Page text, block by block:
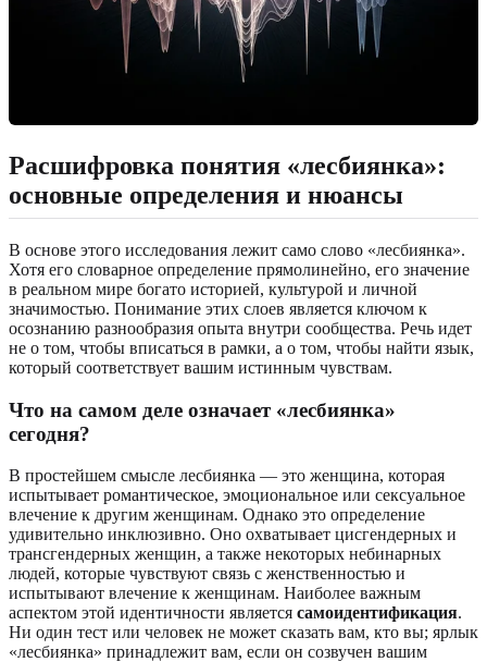
Расшифровка понятия «лесбиянка»:
основные определения и нюансы
В основе этого исследования лежит само слово «лесбиянка».
Хотя его словарное определение прямолинейно, его значение
в реальном мире богато историей, культурой и личной
значимостью. Понимание этих слоев является ключом к
осознанию разнообразия опыта внутри сообщества. Речь идет
не о том, чтобы вписаться в рамки, а о том, чтобы найти язык,
который соответствует вашим истинным чувствам.
Что на самом деле означает «лесбиянка»
сегодня?
В простейшем смысле лесбиянка — это женщина, которая
испытывает романтическое, эмоциональное или сексуальное
влечение к другим женщинам. Однако это определение
удивительно инклюзивно. Оно охватывает цисгендерных и
трансгендерных женщин, а также некоторых небинарных
людей, которые чувствуют связь с женственностью и
испытывают влечение к женщинам. Наиболее важным
аспектом этой идентичности является самоидентификация.
Ни один тест или человек не может сказать вам, кто вы; ярлык
«лесбиянка» принадлежит вам, если он созвучен вашим